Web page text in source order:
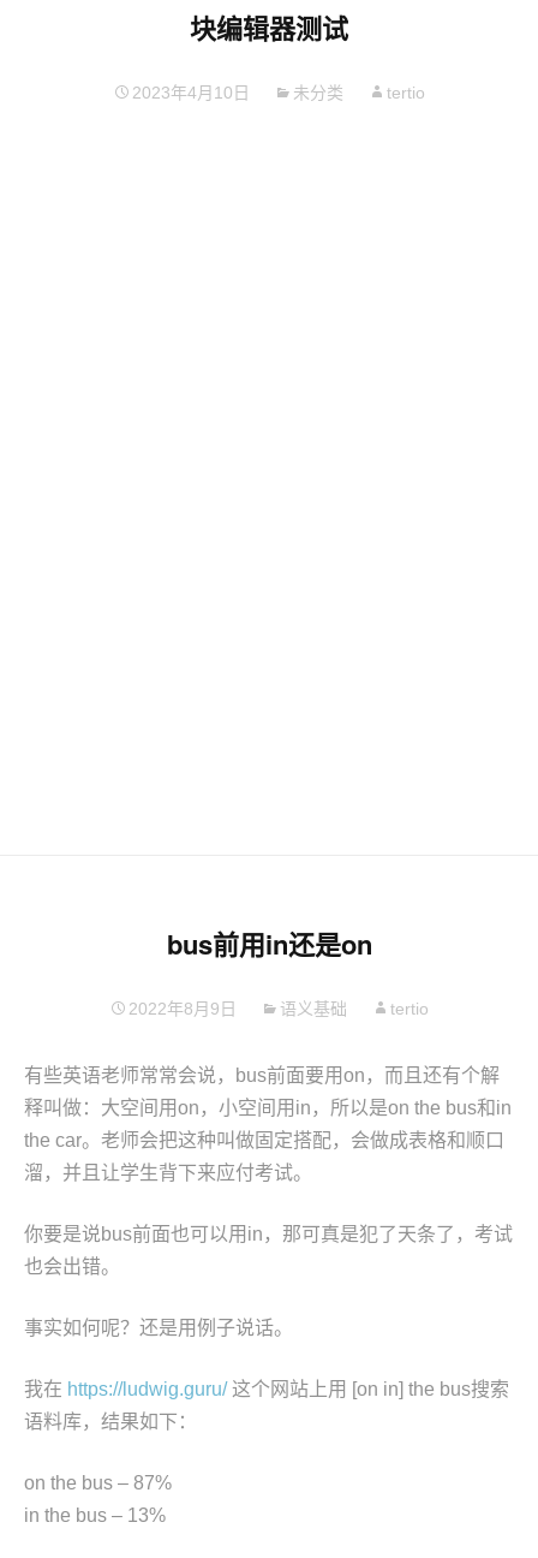
块编辑器测试
2023年4月10日 未分类 tertio
bus前用in还是on
2022年8月9日 语义基础 tertio
有些英语老师常常会说，bus前面要用on，而且还有个解
释叫做：大空间用on，小空间用in，所以是on the bus和in
the car。老师会把这种叫做固定搭配，会做成表格和顺口
溜，并且让学生背下来应付考试。
你要是说bus前面也可以用in，那可真是犯了天条了，考试
也会出错。
事实如何呢？还是用例子说话。
我在 https://ludwig.guru/这个网站上用 [on in] the bus搜索
语料库，结果如下：
on the bus – 87%
in the bus – 13%